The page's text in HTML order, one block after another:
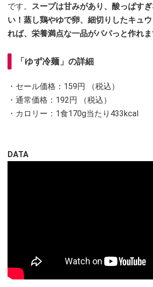
です。 スープは甘みがあり、酸っぱす
い！蒸し鶏やゆで卵、細切りしたキュ
れば、栄養満点な一品がパパっと作れま
「ゆず冷麺」の詳細
・セール価格：159円 （税込）
・通常価格：192円 （税込）
・カロリー：1食170g当たり433kcal
DATA